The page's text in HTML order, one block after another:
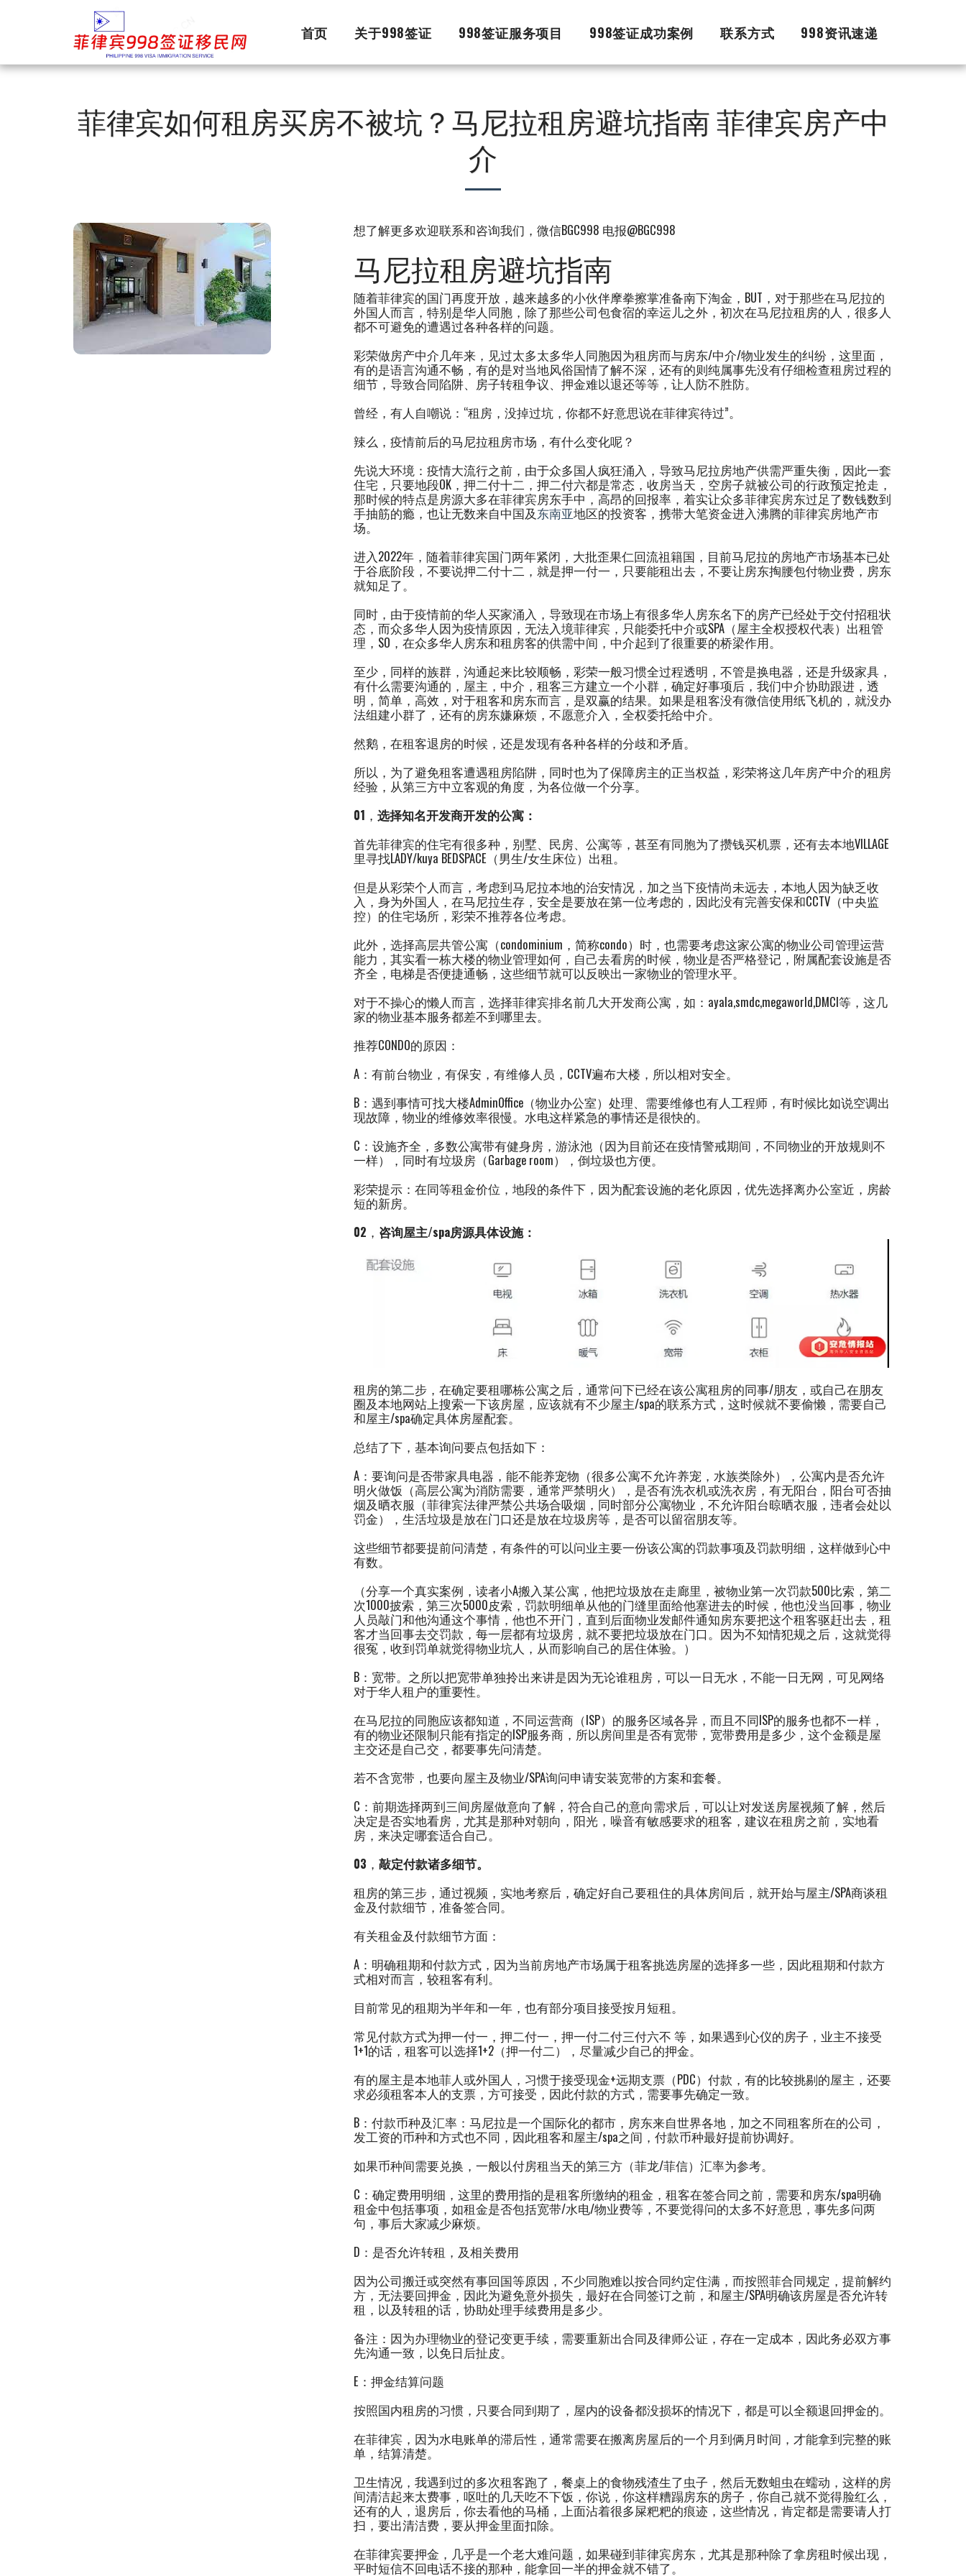
首页 关于998签证 998签证服务项目 998签证成功案例 联系方式 998资讯速递
菲律宾如何租房买房不被坑？马尼拉租房避坑指南 菲律宾房产中
介
想了解更多欢迎联系和咨询我们，微信BGC998 电报@BGC998
马尼拉租房避坑指南
随着菲律宾的国门再度开放，越来越多的小伙伴摩拳擦掌准备南下淘金，BUT，对于那些在马尼拉的
外国人而言，特别是华人同胞，除了那些公司包食宿的幸运儿之外，初次在马尼拉租房的人，很多人
都不可避免的遭遇过各种各样的问题。
彩荣做房产中介几年来，见过太多太多华人同胞因为租房而与房东/中介/物业发生的纠纷，这里面，
有的是语言沟通不畅，有的是对当地风俗国情了解不深，还有的则纯属事先没有仔细检查租房过程的
细节，导致合同陷阱、房子转租争议、押金难以退还等等，让人防不胜防。
曾经，有人自嘲说：“租房，没掉过坑，你都不好意思说在菲律宾待过”。
辣么，疫情前后的马尼拉租房市场，有什么变化呢？
先说大环境：疫情大流行之前，由于众多国人疯狂涌入，导致马尼拉房地产供需严重失衡，因此一套
住宅，只要地段OK，押二付十二，押二付六都是常态，收房当天，空房子就被公司的行政预定抢走，
那时候的特点是房源大多在菲律宾房东手中，高昂的回报率，着实让众多菲律宾房东过足了数钱数到
手抽筋的瘾，也让无数来自中国及东南亚地区的投资客，携带大笔资金进入沸腾的菲律宾房地产市
场。
进入2022年，随着菲律宾国门两年紧闭，大批歪果仁回流祖籍国，目前马尼拉的房地产市场基本已处
于谷底阶段，不要说押二付十二，就是押一付一，只要能租出去，不要让房东掏腰包付物业费，房东
就知足了。
同时，由于疫情前的华人买家涌入，导致现在市场上有很多华人房东名下的房产已经处于交付招租状
态，而众多华人因为疫情原因，无法入境菲律宾，只能委托中介或SPA（屋主全权授权代表）出租管
理，SO，在众多华人房东和租房客的供需中间，中介起到了很重要的桥梁作用。
至少，同样的族群，沟通起来比较顺畅，彩荣一般习惯全过程透明，不管是换电器，还是升级家具，
有什么需要沟通的，屋主，中介，租客三方建立一个小群，确定好事项后，我们中介协助跟进，透
明，简单，高效，对于租客和房东而言，是双赢的结果。如果是租客没有微信使用纸飞机的，就没办
法组建小群了，还有的房东嫌麻烦，不愿意介入，全权委托给中介。
然鹅，在租客退房的时候，还是发现有各种各样的分歧和矛盾。
所以，为了避免租客遭遇租房陷阱，同时也为了保障房主的正当权益，彩荣将这几年房产中介的租房
经验，从第三方中立客观的角度，为各位做一个分享。
01 ， 选择知名开发商开发的公寓：
首先菲律宾的住宅有很多种，别墅、民房、公寓等，甚至有同胞为了攒钱买机票，还有去本地VILLAGE
里寻找LADY/kuya BEDSPACE（男生/女生床位）出租。
但是从彩荣个人而言，考虑到马尼拉本地的治安情况，加之当下疫情尚未远去，本地人因为缺乏收
入，身为外国人，在马尼拉生存，安全是要放在第一位考虑的，因此没有完善安保和CCTV（中央监
控）的住宅场所，彩荣不推荐各位考虑。
此外，选择高层共管公寓（condominium，简称condo）时，也需要考虑这家公寓的物业公司管理运营
能力，其实看一栋大楼的物业管理如何，自己去看房的时候，物业是否严格登记，附属配套设施是否
齐全，电梯是否便捷通畅，这些细节就可以反映出一家物业的管理水平。
对于不操心的懒人而言，选择菲律宾排名前几大开发商公寓，如：ayala,smdc,megaworld,DMCI等，这几
家的物业基本服务都差不到哪里去。
推荐CONDO的原因：
A：有前台物业，有保安，有维修人员，CCTV遍布大楼，所以相对安全。
B：遇到事情可找大楼AdminOffice（物业办公室）处理、需要维修也有人工程师，有时候比如说空调出
现故障，物业的维修效率很慢。水电这样紧急的事情还是很快的。
C：设施齐全，多数公寓带有健身房，游泳池（因为目前还在疫情警戒期间，不同物业的开放规则不
一样），同时有垃圾房（Garbage room），倒垃圾也方便。
彩荣提示：在同等租金价位，地段的条件下，因为配套设施的老化原因，优先选择离办公室近，房龄
短的新房。
02 ， 咨询屋主/spa房源具体设施：
租房的第二步，在确定要租哪栋公寓之后，通常问下已经在该公寓租房的同事/朋友，或自己在朋友
圈及本地网站上搜索一下该房屋，应该就有不少屋主/spa的联系方式，这时候就不要偷懒，需要自己
和屋主/spa确定具体房屋配套。
总结了下，基本询问要点包括如下：
A：要询问是否带家具电器，能不能养宠物（很多公寓不允许养宠，水族类除外），公寓内是否允许
明火做饭（高层公寓为消防需要，通常严禁明火），是否有洗衣机或洗衣房，有无阳台，阳台可否抽
烟及晒衣服（菲律宾法律严禁公共场合吸烟，同时部分公寓物业，不允许阳台晾晒衣服，违者会处以
罚金），生活垃圾是放在门口还是放在垃圾房等，是否可以留宿朋友等。
这些细节都要提前问清楚，有条件的可以问业主要一份该公寓的罚款事项及罚款明细，这样做到心中
有数。
（分享一个真实案例，读者小A搬入某公寓，他把垃圾放在走廊里，被物业第一次罚款500比索，第二
次1000披索，第三次5000皮索，罚款明细单从他的门缝里面给他塞进去的时候，他也没当回事，物业
人员敲门和他沟通这个事情，他也不开门，直到后面物业发邮件通知房东要把这个租客驱赶出去，租
客才当回事去交罚款，每一层都有垃圾房，就不要把垃圾放在门口。因为不知情犯规之后，这就觉得
很冤，收到罚单就觉得物业坑人，从而影响自己的居住体验。）
B：宽带。之所以把宽带单独拎出来讲是因为无论谁租房，可以一日无水，不能一日无网，可见网络
对于华人租户的重要性。
在马尼拉的同胞应该都知道，不同运营商（ISP）的服务区域各异，而且不同ISP的服务也都不一样，
有的物业还限制只能有指定的ISP服务商，所以房间里是否有宽带，宽带费用是多少，这个金额是屋
主交还是自己交，都要事先问清楚。
若不含宽带，也要向屋主及物业/SPA询问申请安装宽带的方案和套餐。
C：前期选择两到三间房屋做意向了解，符合自己的意向需求后，可以让对发送房屋视频了解，然后
决定是否实地看房，尤其是那种对朝向，阳光，噪音有敏感要求的租客，建议在租房之前，实地看
房，来决定哪套适合自己。
03 ， 敲定付款诸多细节。
租房的第三步，通过视频，实地考察后，确定好自己要租住的具体房间后，就开始与屋主/SPA商谈租
金及付款细节，准备签合同。
有关租金及付款细节方面：
A：明确租期和付款方式，因为当前房地产市场属于租客挑选房屋的选择多一些，因此租期和付款方
式相对而言，较租客有利。
目前常见的租期为半年和一年，也有部分项目接受按月短租。
常见付款方式为押一付一，押二付一，押一付二付三付六不 等，如果遇到心仪的房子，业主不接受
1+1的话，租客可以选择1+2（押一付二），尽量减少自己的押金。
有的屋主是本地菲人或外国人，习惯于接受现金+远期支票（PDC）付款，有的比较挑剔的屋主，还要
求必须租客本人的支票，方可接受，因此付款的方式，需要事先确定一致。
B：付款币种及汇率：马尼拉是一个国际化的都市，房东来自世界各地，加之不同租客所在的公司，
发工资的币种和方式也不同，因此租客和屋主/spa之间，付款币种最好提前协调好。
如果币种间需要兑换，一般以付房租当天的第三方（菲龙/菲信）汇率为参考。
C：确定费用明细，这里的费用指的是租客所缴纳的租金，租客在签合同之前，需要和房东/spa明确
租金中包括事项，如租金是否包括宽带/水电/物业费等，不要觉得问的太多不好意思，事先多问两
句，事后大家减少麻烦。
D：是否允许转租，及相关费用
因为公司搬迁或突然有事回国等原因，不少同胞难以按合同约定住满，而按照菲合同规定，提前解约
方，无法要回押金，因此为避免意外损失，最好在合同签订之前，和屋主/SPA明确该房屋是否允许转
租，以及转租的话，协助处理手续费用是多少。
备注：因为办理物业的登记变更手续，需要重新出合同及律师公证，存在一定成本，因此务必双方事
先沟通一致，以免日后扯皮。
E：押金结算问题
按照国内租房的习惯，只要合同到期了，屋内的设备都没损坏的情况下，都是可以全额退回押金的。
在菲律宾，因为水电账单的滞后性，通常需要在搬离房屋后的一个月到俩月时间，才能拿到完整的账
单，结算清楚。
卫生情况，我遇到过的多次租客跑了，餐桌上的食物残渣生了虫子，然后无数蛆虫在蠕动，这样的房
间清洁起来太费事，呕吐的几天吃不下饭，你说，你这样糟蹋房东的房子，你自己就不觉得脸红么，
还有的人，退房后，你去看他的马桶，上面沾着很多屎粑粑的痕迹，这些情况，肯定都是需要请人打
扫，要出清洁费，要从押金里面扣除。
在菲律宾要押金，几乎是一个老大难问题，如果碰到菲律宾房东，尤其是那种除了拿房租时候出现，
平时短信不回电话不接的那种，能拿回一半的押金就不错了。